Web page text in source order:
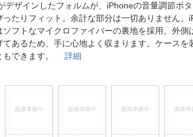
問・お問合せ
デザインしたフォルムが、iPhoneの音量調節ボ
ったりフィット。余計な部分は一切ありません。
ソフトなマイクロファイバーの裏地を採用。外側
あるため、手に心地よく収まります。ケースを
もできます。詳細